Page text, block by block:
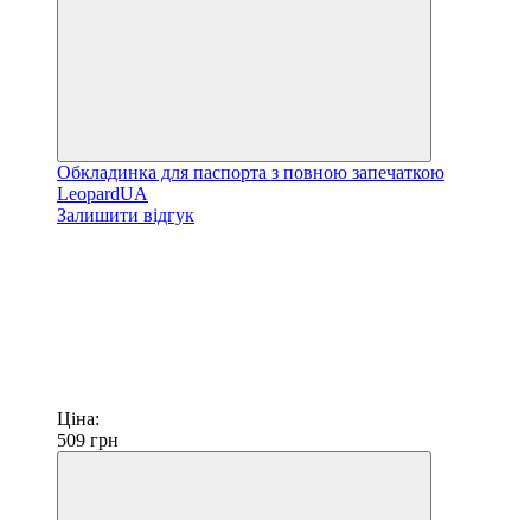
Обкладинка для паспорта з повною запечаткою
LeopardUA
Залишити відгук
Ціна:
509 грн